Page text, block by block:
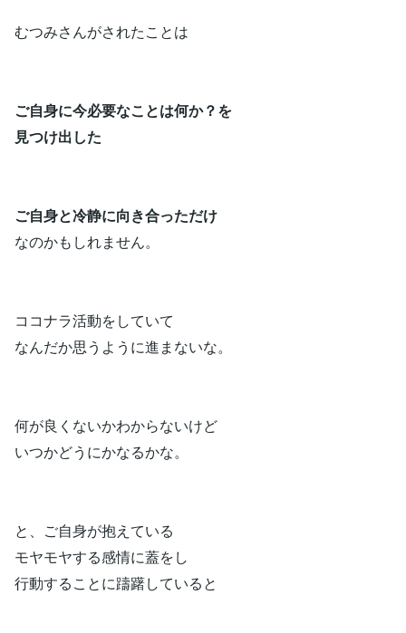
むつみさんがされたことは
ご自身に今必要なことは何か？を
見つけ出した
ご自身と冷静に向き合っただけ
なのかもしれません。
ココナラ活動をしていて
なんだか思うように進まないな。
何が良くないかわからないけど
いつかどうにかなるかな。
と、ご自身が抱えている
モヤモヤする感情に蓋をし
行動することに躊躇していると